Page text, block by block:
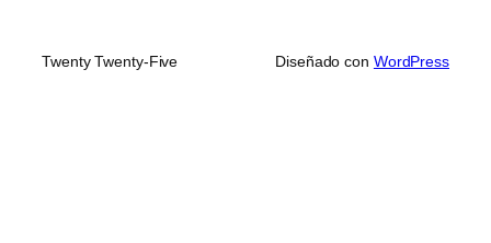
Twenty Twenty-Five Diseñado con WordPress